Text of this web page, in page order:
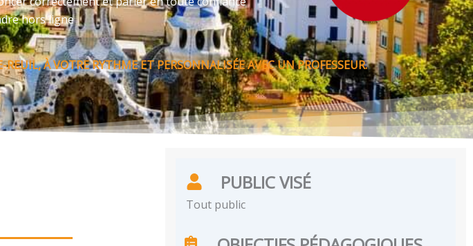
hors ligne
À VOTRE RYTHME ET PERSONNALISÉE AVEC UN PROFESSEUR.
PUBLIC VISÉ
Tout public